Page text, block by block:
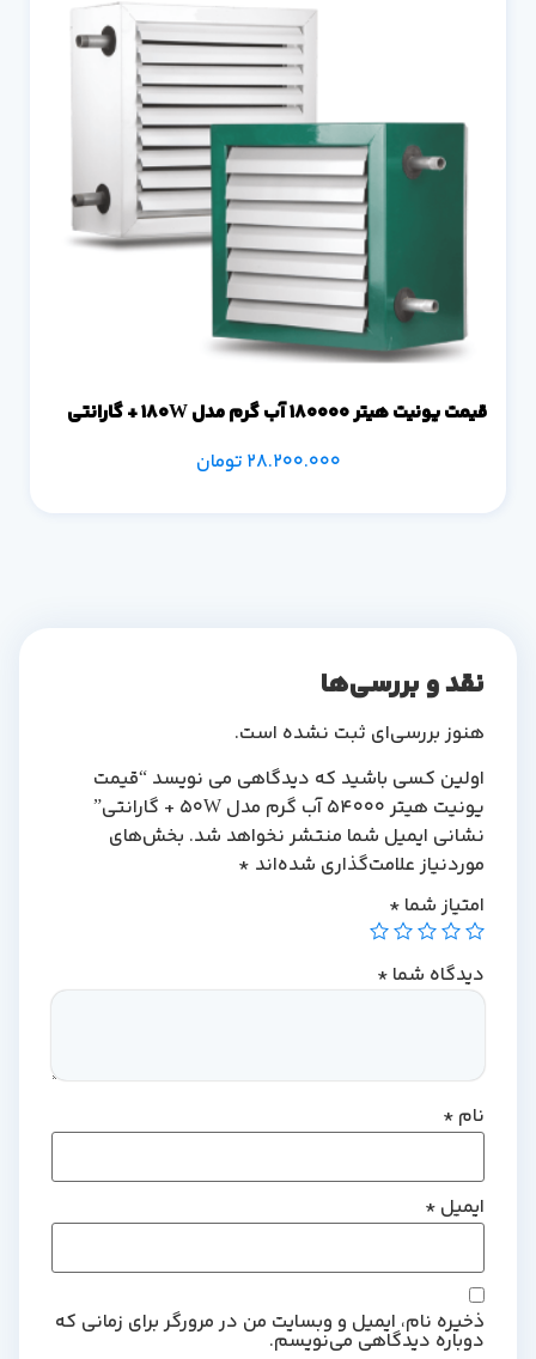
قیمت یونیت هیتر 180000 آب گرم مدل 180W + گارانتی
28.200.000تومان
نقد و بررسی‌ها
هنوز بررسی‌ای ثبت نشده است.
اولین کسی باشید که دیدگاهی می نویسد “قیمت
یونیت هیتر 54000 آب گرم مدل 50W + گارانتی”
نشانی ایمیل شما منتشر نخواهد شد. بخش‌های
موردنیاز علامت‌گذاری شده‌اند*
امتیاز شما*
دیدگاه شما *
*
ایمیل*
ذخیره نام، ایمیل و وبسایت من در مرورگر برای زمانی که
دوباره دیدگاهی می‌نویسم.